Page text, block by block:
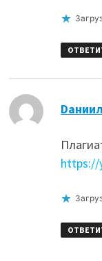
https://